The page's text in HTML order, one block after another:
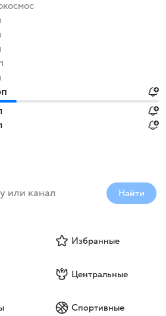
Найти
Избранные
Центральные
Спортивные